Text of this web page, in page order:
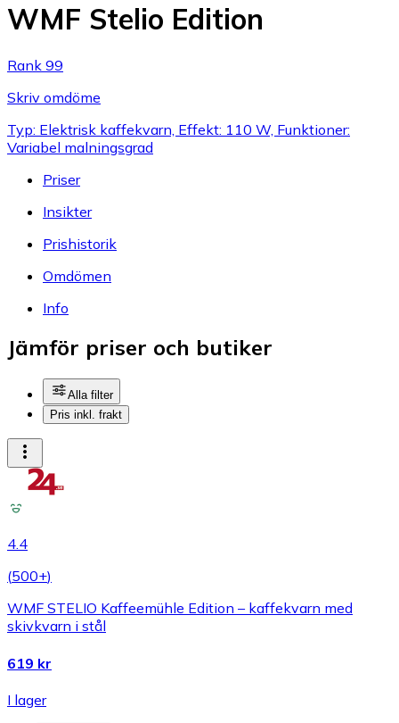
WMF Stelio Edition
Rank 99
Skriv omdöme
Typ: Elektrisk kaffekvarn, Effekt: 110 W, Funktioner:
Variabel malningsgrad
Priser
Insikter
Prishistorik
Omdömen
Info
Jämför priser och butiker
Alla filter
Pris inkl. frakt
4.4
(500+)
WMF STELIO Kaffeemühle Edition – kaffekvarn med
skivkvarn i stål
619 kr
I lager